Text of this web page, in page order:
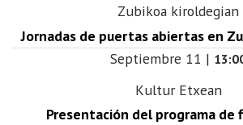
Zubikoa kiroldegian
Jornadas de puertas abiertas en
Septiembre 11 |
Kultur Etxean
Presentación del programa de